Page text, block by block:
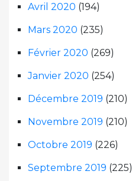
Avril 2020 (194)
Mars 2020 (235)
Février 2020 (269)
Janvier 2020 (254)
Décembre 2019 (210)
Novembre 2019 (210)
Octobre 2019 (226)
Septembre 2019 (225)